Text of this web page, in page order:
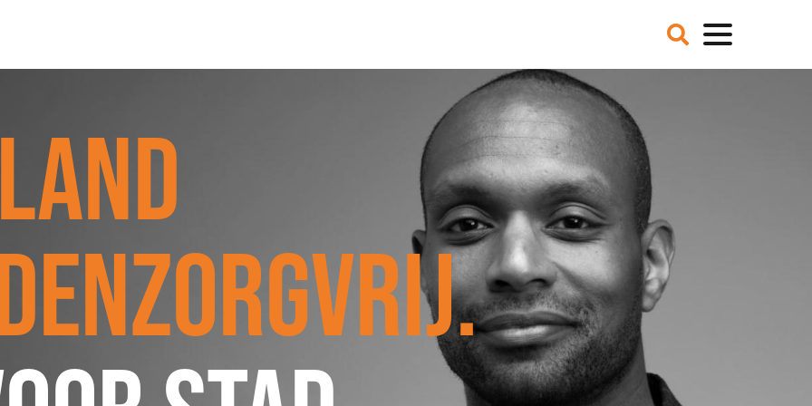
JONGEREN PERSPECTIEF FONDS
OVER ROOD
PLINKR NAZORG
DOORBRAAKMETHODE
COLLECTIEF SCHULDREGELEN
DE VOORZIENINGENWIJZER
VISIE EN MISSIE
HET TEAM
ONZE PARTNERS
VACATURES
IN DE MEDIA
OVER NCFG
NIEUWS
BLOGS